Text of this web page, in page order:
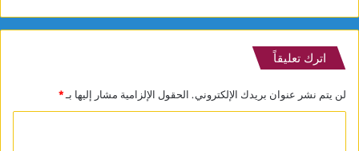
اترك تعليقاً
لن يتم نشر عنوان بريدك الإلكتروني. الحقول الإلزامية مشار إليها بـ*